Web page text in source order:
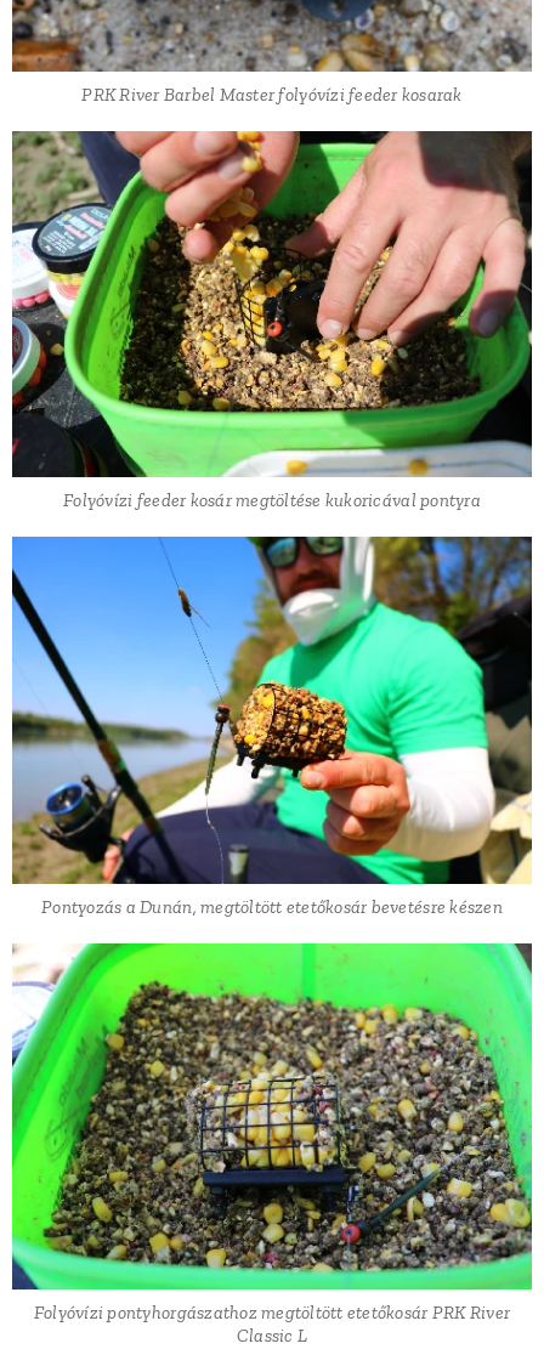
PRK River Barbel Master folyóvízi feeder kosarak
Folyóvízi feeder kosár megtöltése kukoricával pontyra
Pontyozás a Dunán, megtöltött etetőkosár bevetésre készen
Folyóvízi pontyhorgászathoz megtöltött etetőkosár PRK River
Classic L